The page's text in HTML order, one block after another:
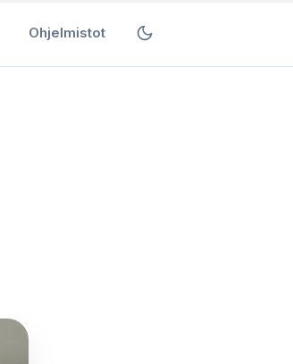
Ohjelmistot